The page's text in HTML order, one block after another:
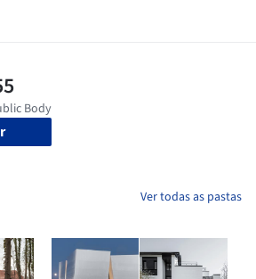
Ver todas as pastas